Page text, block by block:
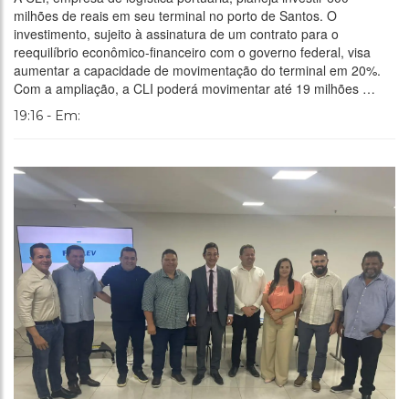
milhões de reais em seu terminal no porto de Santos. O
investimento, sujeito à assinatura de um contrato para o
reequilíbrio econômico-financeiro com o governo federal, visa
aumentar a capacidade de movimentação do terminal em 20%.
Com a ampliação, a CLI poderá movimentar até 19 milhões …
19:16 - Em: